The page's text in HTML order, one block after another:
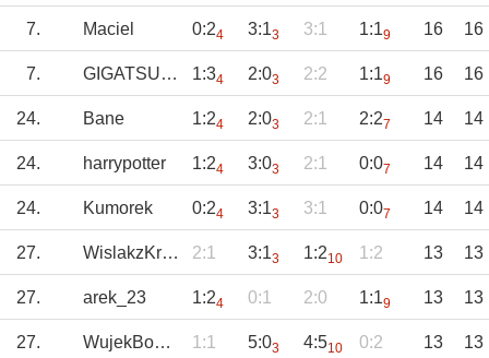
7. Maciel 0:24 3:13 3:1 1:19 16 16
7. GIGATSUNODA 1:34 2:03 2:2 1:19 16 16
24. Bane 1:24 2:03 2:1 2:27 14 14
24. harrypotter 1:24 3:03 2:1 0:07 14 14
24. Kumorek 0:24 3:13 3:1 0:07 14 14
27. WislakzKrakow 2:1 3:13 1:210 1:2 13 13
27. arek_23 1:24 0:1 2:0 1:19 13 13
27. WujekBomba 1:1 5:03 4:510 0:2 13 13